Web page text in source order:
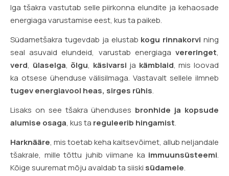
Iga tšakra vastutab selle piirkonna elundite ja kehaosade
energiaga varustamise eest, kus ta paikeb.
Südametšakra tugevdab ja elustab kogu rinnakorvi ning
seal asuvaid elundeid, varustab energiaga vereringet,
verd, ülaselga, õlgu, käsivarsi ja kämblaid, mis loovad
ka otsese ühenduse välisilmaga. Vastavalt sellele ilmneb
tugev energiavool heas, sirges rühis.
Lisaks on see tšakra ühenduses bronhide ja kopsude
alumise osaga, kus ta reguleerib hingamist.
Harknääre, mis toetab keha kaitsevõimet, allub neljandale
tšakrale, mille tõttu juhib viimane ka immuunsüsteemi.
Kõige suuremat mõju avaldab ta siiski südamele.